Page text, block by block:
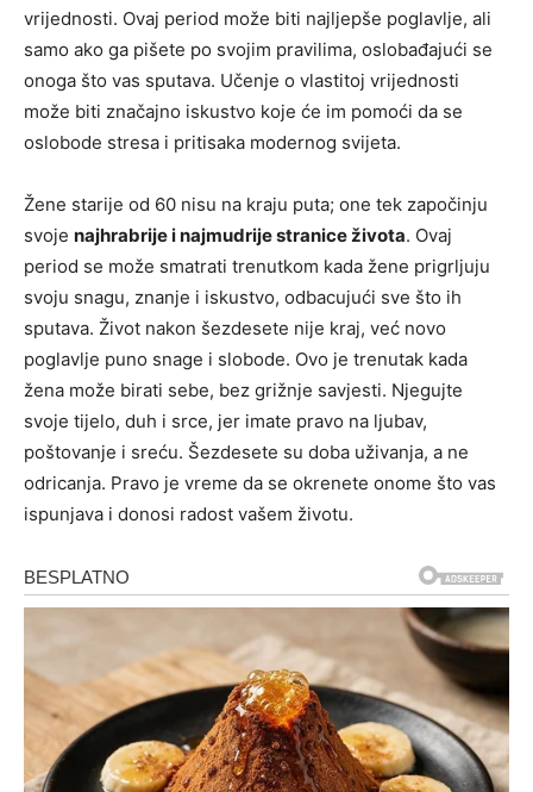
vrijednosti. Ovaj period može biti najljepše poglavlje, ali
samo ako ga pišete po svojim pravilima, oslobađajući se
onoga što vas sputava. Učenje o vlastitoj vrijednosti
može biti značajno iskustvo koje će im pomoći da se
oslobode stresa i pritisaka modernog svijeta.
Žene starije od 60 nisu na kraju puta; one tek započinju
svoje najhrabrije i najmudrije stranice života. Ovaj
period se može smatrati trenutkom kada žene prigrljuju
svoju snagu, znanje i iskustvo, odbacujući sve što ih
sputava. Život nakon šezdesete nije kraj, već novo
poglavlje puno snage i slobode. Ovo je trenutak kada
žena može birati sebe, bez grižnje savjesti. Njegujte
svoje tijelo, duh i srce, jer imate pravo na ljubav,
poštovanje i sreću. Šezdesete su doba uživanja, a ne
odricanja. Pravo je vreme da se okrenete onome što vas
ispunjava i donosi radost vašem životu.